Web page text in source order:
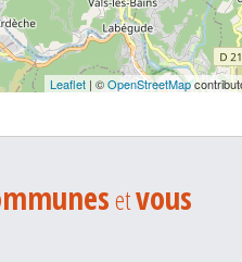
Leaflet| ©OpenStreetMap
etvous